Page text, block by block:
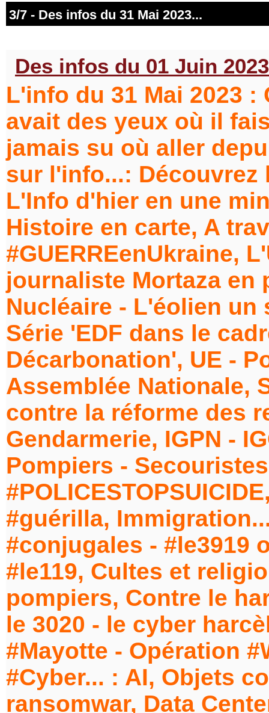
3/7 - Des infos du 31 Mai 2023...
Des infos du 01 Juin
L'info du 31 Mai 2023
avait des yeux où il
jamais su où aller
sur l'info...: Découvrez
L'Info d'hier en une
Histoire en carte, A
#GUERREenUkraine,
journaliste Mortaza en
Nucléaire - L'éolien
Série 'EDF dans le
Décarbonation', UE -
Assemblée Nationale,
contre la réforme des
Gendarmerie, IGPN -
Pompiers -
#guérilla,
#conjugales - #le3919
#le119, Cultes et
pompiers, Contre le
le 3020 - le cyber
#Mayotte - Opération
#Cyber... : AI, Objets
ransomwar, Data